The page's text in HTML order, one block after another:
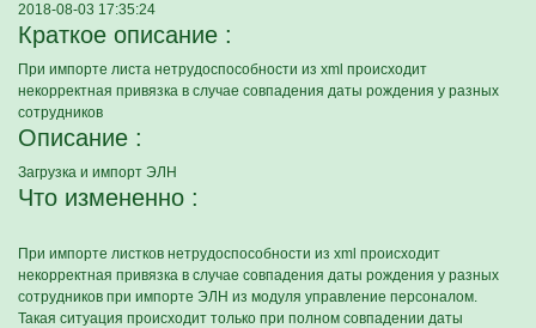
2018-08-03 17:35:24
Краткое описание :
При импорте листа нетрудоспособности из xml происходит
некорректная привязка в случае совпадения даты рождения у разных
сотрудников
Описание :
Загрузка и импорт ЭЛН
Что измененно :
При импорте листков нетрудоспособности из xml происходит
некорректная привязка в случае совпадения даты рождения у разных
сотрудников при импорте ЭЛН из модуля управление персоналом.
Такая ситуация происходит только при полном совпадении даты